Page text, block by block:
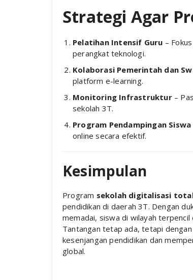
Strategi Agar
Pelatihan Intensif Guru –
perangkat teknologi.
Kolaborasi Pemerintah dan
platform e-learning.
Monitoring Infrastruktur–
sekolah 3T.
Program Pendampingan Siswa
online secara efektif.
Kesimpulan
Program sekolah digitalisasi
pendidikan di daerah 3T. Dengan
memadai, siswa di wilayah
Tantangan tetap ada, tetapi
kesenjangan pendidikan dan
global.